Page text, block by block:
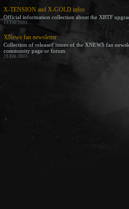
X-TENSION and X-GOLD infos
Official information collection about the XBTF
19.Feb.2003
XNews fan newsletter
Collection of released issues of the XNEWS fan
community page or forum.
19.Feb.2003